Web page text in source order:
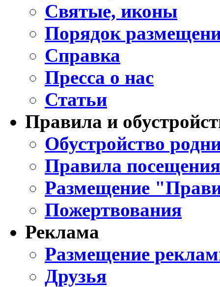
Святые, иконы
Порядок
Справка
Пресса о нас
Статьи
Правила и
Обустройство
Правила
Размещение
Пожертвования
Реклама
Размещение
Друзья